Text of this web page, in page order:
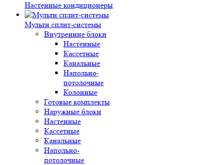
Настенные кондиционеры
Мульти сплит-системы
Внутренние блоки
Настенные
Кассетные
Канальные
Напольно-
потолочные
Колонные
Готовые комплекты
Наружные блоки
Настенные
Кассетные
Канальные
Напольно-
потолочные